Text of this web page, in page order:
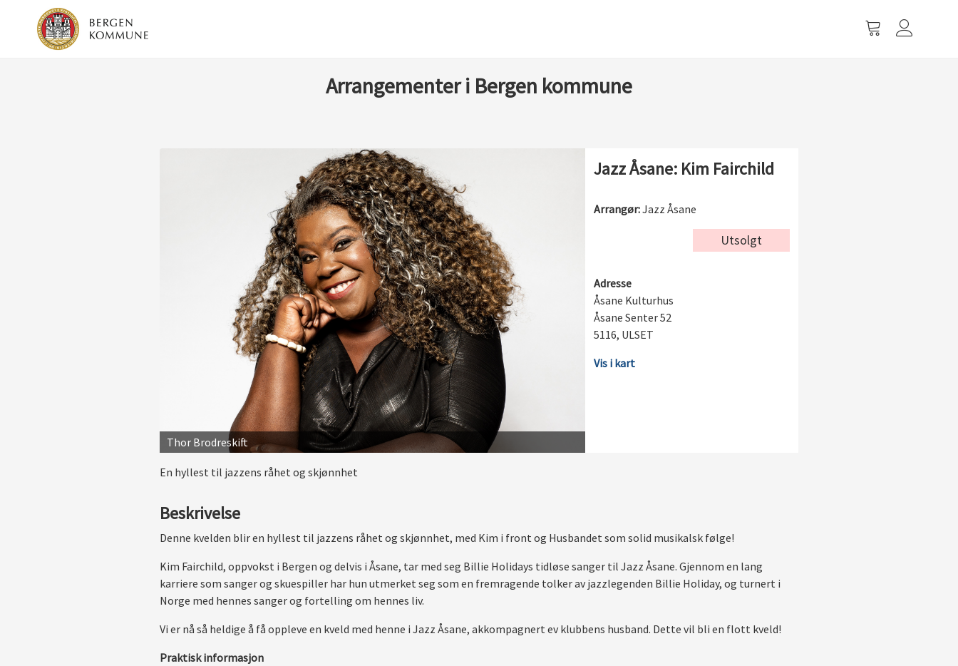
Arrangementer i Bergen kommune
Thor Brodreskift
Jazz Åsane: Kim Fairchild
Arrangør:Jazz Åsane
Utsolgt
Adresse
Åsane Kulturhus
Åsane Senter 52
5116, ULSET
Vis i kart
En hyllest til jazzens råhet og skjønnhet
Beskrivelse
Denne kvelden blir en hyllest til jazzens råhet og skjønnhet, med Kim i front og Husbandet som solid musikalsk følge!
Kim Fairchild, oppvokst i Bergen og delvis i Åsane, tar med seg Billie Holidays tidløse sanger til Jazz Åsane. Gjennom en lang
karriere som sanger og skuespiller har hun utmerket seg som en fremragende tolker av jazzlegenden Billie Holiday, og turnert i
Norge med hennes sanger og fortelling om hennes liv.
Vi er nå så heldige å få oppleve en kveld med henne i Jazz Åsane, akkompagnert ev klubbens husband. Dette vil bli en flott kveld!
Praktisk informasjon